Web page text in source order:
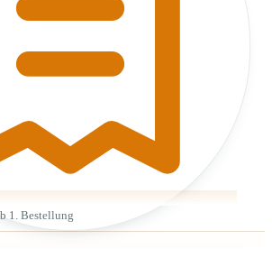
1. Bestellung